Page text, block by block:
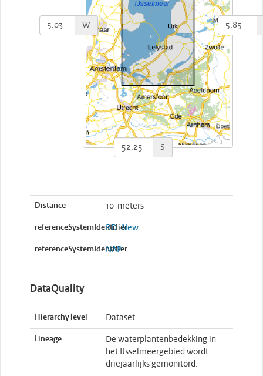
S
W
Distance 10 meters
referenceSystemIdentifier
RD_New
referenceSystemIdentifier
NAP
DataQuality
Hierarchy level Dataset
Lineage
De waterplantenbedekking in
het IJsselmeergebied wordt
driejaarlijks gemonitord.